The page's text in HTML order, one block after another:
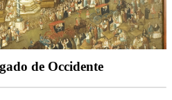
de Occidente